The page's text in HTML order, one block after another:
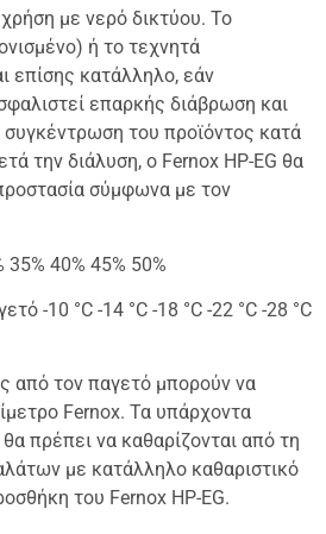
με νερό δικτύου. Το
ή το τεχνητά
επίσης κατάλληλο, εάν
επαρκής διάβρωση και
συγκέντρωση του προϊόντος κατά
την διάλυση, ο Fernox HP-EG θα
σύμφωνα με τον
40% 45% 50%
-10 °C -14 °C -18 °C -22 °C -28 °C
από τον παγετό μπορούν να
Fernox. Τα υπάρχοντα
πρέπει να καθαρίζονται από τη
με κατάλληλο καθαριστικό
του Fernox HP-EG.